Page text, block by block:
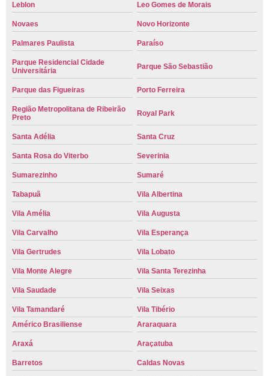
Leblon Leo Gomes de Morais
Novaes Novo Horizonte
Palmares Paulista Paraíso
Parque Residencial Cidade
Universitária
Parque São Sebastião
Parque das Figueiras Porto Ferreira
Região Metropolitana de Ribeirão
Preto
Royal Park
Santa Adélia Santa Cruz
Santa Rosa do Viterbo Severinia
Sumarezinho Sumaré
Tabapuã Vila Albertina
Vila Amélia Vila Augusta
Vila Carvalho Vila Esperança
Vila Gertrudes Vila Lobato
Vila Monte Alegre Vila Santa Terezinha
Vila Saudade Vila Seixas
Vila Tamandaré
Vila Tibério
Américo Brasiliense
Araraquara
Araxá Araçatuba
Barretos Caldas Novas